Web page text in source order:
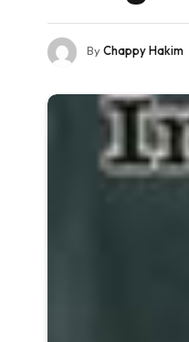
ByChappy Hakim